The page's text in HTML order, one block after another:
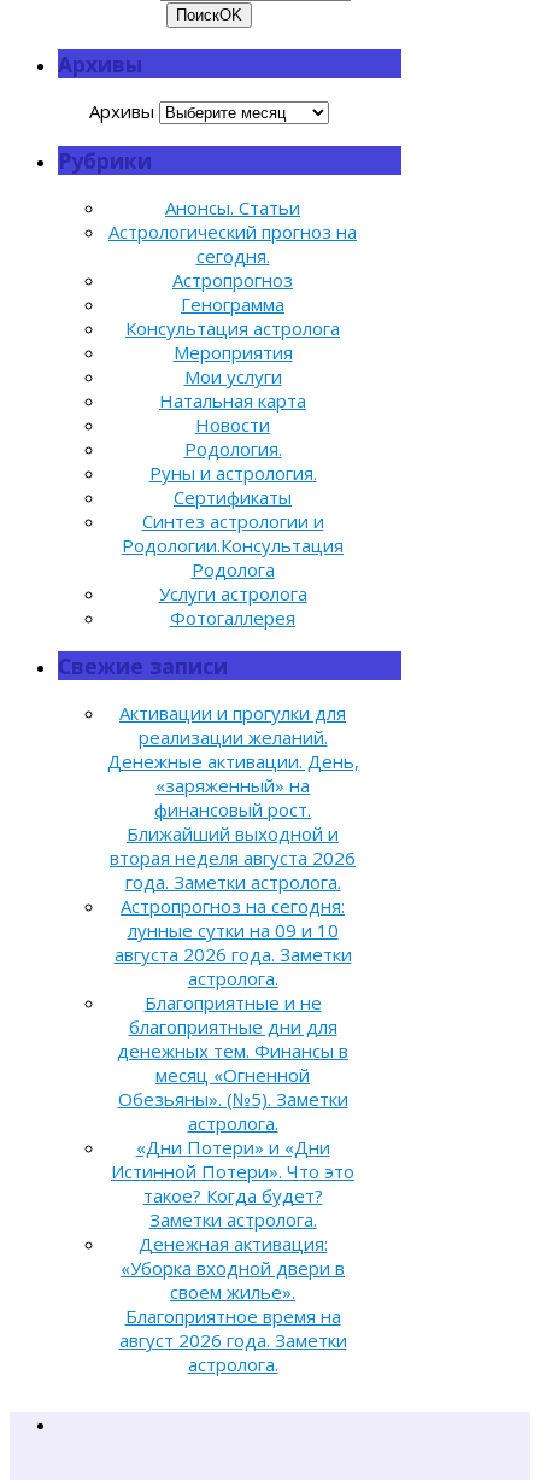
ПоискOK
Архивы
Архивы
Рубрики
Анонсы. Статьи
Астрологический прогноз на
сегодня.
Астропрогноз
Генограмма
Консультация астролога
Мероприятия
Мои услуги
Натальная карта
Новости
Родология.
Руны и астрология.
Сертификаты
Синтез астрологии и
Родологии.Консультация
Родолога
Услуги астролога
Фотогаллерея
Свежие записи
Активации и прогулки для
реализации желаний.
Денежные активации. День,
«заряженный» на
финансовый рост.
Ближайший выходной и
вторая неделя августа 2026
года. Заметки астролога.
Астропрогноз на сегодня:
лунные сутки на 09 и 10
августа 2026 года. Заметки
астролога.
Благоприятные и не
благоприятные дни для
денежных тем. Финансы в
месяц «Огненной
Обезьяны». (№5). Заметки
астролога.
«Дни Потери» и «Дни
Истинной Потери». Что это
такое? Когда будет?
Заметки астролога.
Денежная активация:
«Уборка входной двери в
своем жилье».
Благоприятное время на
август 2026 года. Заметки
астролога.